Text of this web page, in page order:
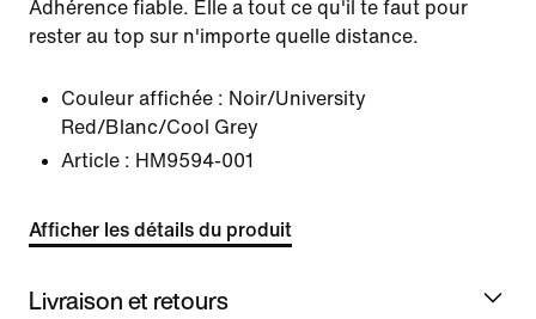
Adhérence fiable. Elle a tout ce qu'il te faut pour
rester au top sur n'importe quelle distance.
Couleur affichée : Noir/University
Red/Blanc/Cool Grey
Article : HM9594-001
Afficher les détails du produit
Livraison et retours